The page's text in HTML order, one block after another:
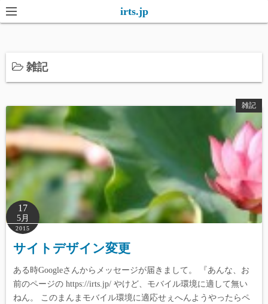
コ
ン
ン
へ
ッ
プ
irts.jp
雑記
雑記
17
5月
2015
サイトデザイン変更
ある時Googleさんからメッセージが届きまして。 『あんな、お
前のページの https://irts.jp/ やけど、モバイル環境に適して無い
ねん。 このまんまモバイル環境に適応せぇへんようやったらペ